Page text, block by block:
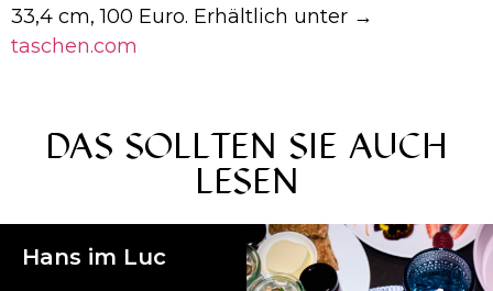
33,4 cm, 100 Euro. Erhältlich unter →
taschen.com
DAS SOLLTEN SIE AUCH
LESEN
Hans im Luc